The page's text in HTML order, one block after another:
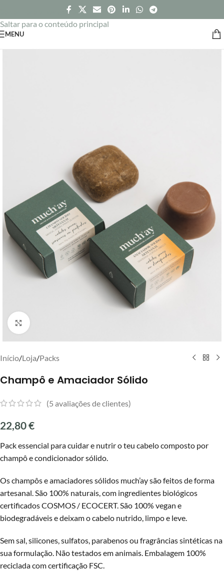
Saltar para a navegação
Saltar para o conteúdo principal
MENU
Clique para ampliar
Início/Loja/Packs
Champô e Amaciador Sólido
(5 avaliações de clientes)
22,80€
Pack essencial para cuidar e nutrir o teu cabelo composto por
champô e condicionador sólido.
Os champôs e amaciadores sólidos much’ay são feitos de forma
artesanal. São 100% naturais, com ingredientes biológicos
certificados COSMOS / ECOCERT. São 100% vegan e
biodegradáveis e deixam o cabelo nutrido, limpo e leve.
Sem sal, silicones, sulfatos, parabenos ou fragrâncias sintéticas na
sua formulação. Não testados em animais. Embalagem 100%
reciclada com certificação FSC.